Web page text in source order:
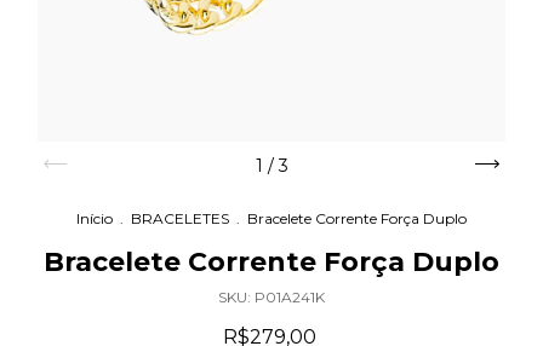
1 /3
Início BRACELETES Bracelete Corrente Força Duplo
Bracelete Corrente Força Duplo
SKU: P01A241K
R$279,00